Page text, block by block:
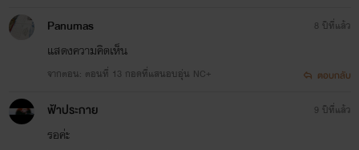
Panumas
แสดงความคิดเห็น
จากตอน: ตอนที่ 13 กอดที่แสนอบอุ่น NC+
8 ปีที่แล้ว
ตอบกลับ
ฟ้าประกาย
รอค่ะ
9 ปีที่แล้ว